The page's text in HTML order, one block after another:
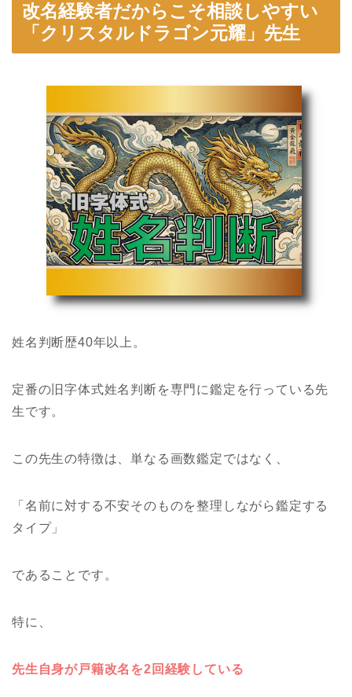
改名経験者だからこそ相談しやすい
「クリスタルドラゴン元耀」先生
姓名判断歴40年以上。
定番の旧字体式姓名判断を専門に鑑定を行っている先
生です。
この先生の特徴は、単なる画数鑑定ではなく、
「名前に対する不安そのものを整理しながら鑑定する
タイプ」
であることです。
特に、
先生自身が戸籍改名を2回経験している